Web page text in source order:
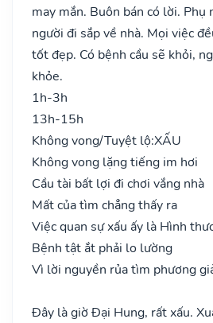
may mắn. Buôn bán có lời. Phụ
người đi sắp về nhà. Mọi việc
tốt đẹp. Có bệnh cầu sẽ khỏi,
khỏe.
1h-3h
13h-15h
Không vong/Tuyệt lộ:XẤU
Không vong lặng tiếng im hơi
Cầu tài bất lợi đi chơi vắng nhà
Mất của tìm chẳng thấy ra
Việc quan sự xấu ấy là Hình
Bệnh tật ắt phải lo lường
Vì lời nguyền rủa tìm phương
Đây là giờ Đại Hung, rất xấu.